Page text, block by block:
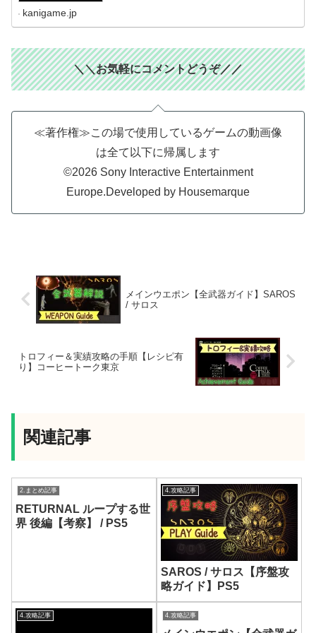
kanigame.jp
＼＼お気軽にコメントどうぞ／／
≪著作権≫この場で使用しているゲームの動画像
は全て以下に帰属します
©2026 Sony Interactive Entertainment
Europe.Developed by Housemarque
メインウエポン【全武器ガイド】SAROS
/ サロス
トロフィー＆実績攻略の手順【レシピ有
り】コーヒートーク東京
関連記事
2.まとめ記事
RETURNAL ループする世
界 後編【考察】 / PS5
4.攻略記事
SAROS / サロス【序盤攻
略ガイド】PS5
4.攻略記事 4.攻略記事